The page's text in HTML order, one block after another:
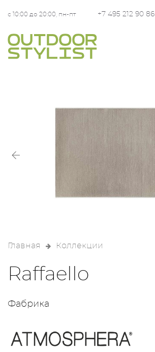
с 10:00 до 20:00, пн-пт +7 495 212 90 86
Главная Коллекции
Raffaello
Фабрика